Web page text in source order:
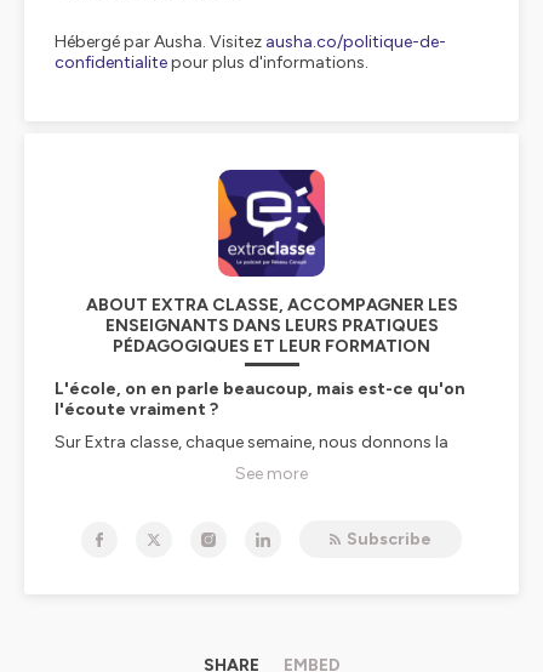
Hébergé par Ausha. Visitez ausha.co/politique-de-
confidentialitepour plus d'informations.
ABOUT EXTRA CLASSE, ACCOMPAGNER LES
ENSEIGNANTS DANS LEURS PRATIQUES
PÉDAGOGIQUES ET LEUR FORMATION
L'école, on en parle beaucoup, mais est-ce qu'on
l'écoute vraiment ?
Sur Extra classe, chaque semaine, nous donnons la
parole à des enseignants et enseignantes comme vous
en maternelle, élémentaire, collège, lycée, lycée pro, qui
éducative.
See more
Subscribe
SHARE EMBED